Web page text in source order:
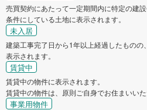
売買契約にあたって一定期間内に特定の建
条件にしている土地に表示されます。
未入居
建築工事完了日から1年以上経過したもの
表示されます。
賃貸中
賃貸中の物件に表示されます。
賃貸中の物件は、原則ご自身でお住まいいた
事業用物件